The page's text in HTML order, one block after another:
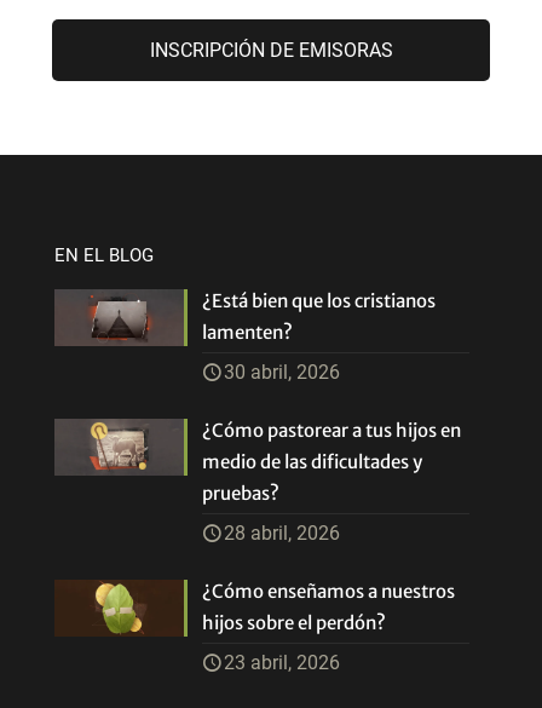
INSCRIPCIÓN DE EMISORAS
EN EL BLOG
¿Está bien que los cristianos
lamenten?
30 abril, 2026
¿Cómo pastorear a tus hijos en
medio de las dificultades y
pruebas?
28 abril, 2026
¿Cómo enseñamos a nuestros
hijos sobre el perdón?
23 abril, 2026